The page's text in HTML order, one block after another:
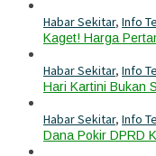
Habar Sekitar, Info
Kaget! Harga
Habar Sekitar, Info
Hari Kartini Bukan
Habar Sekitar, Info
Dana Pokir DPRD